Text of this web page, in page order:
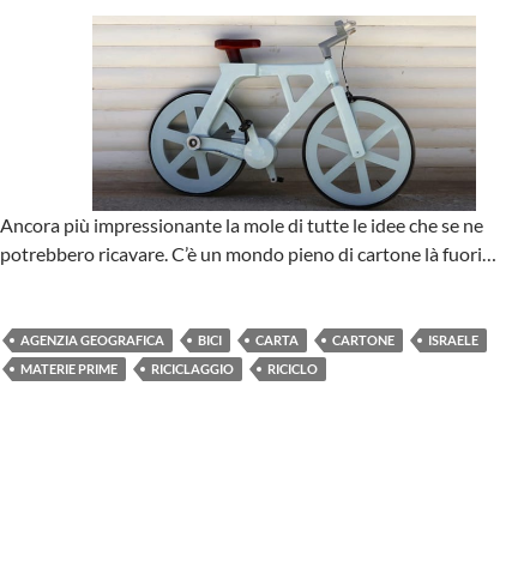
Ancora più impressionante la mole di tutte le idee che se ne
potrebbero ricavare. C’è un mondo pieno di cartone là fuori…
AGENZIA GEOGRAFICA BICI CARTA CARTONE
ISRAELE
MATERIE PRIME
RICICLAGGIO RICICLO